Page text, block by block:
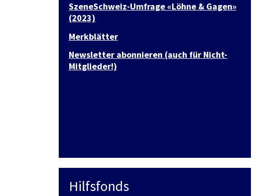
SzeneSchweiz-Umfrage «Löhne & Gagen»
(2023)
Merkblätter
Newsletter abonnieren (auch für Nicht-
Mitglieder!)
Hilfsfonds